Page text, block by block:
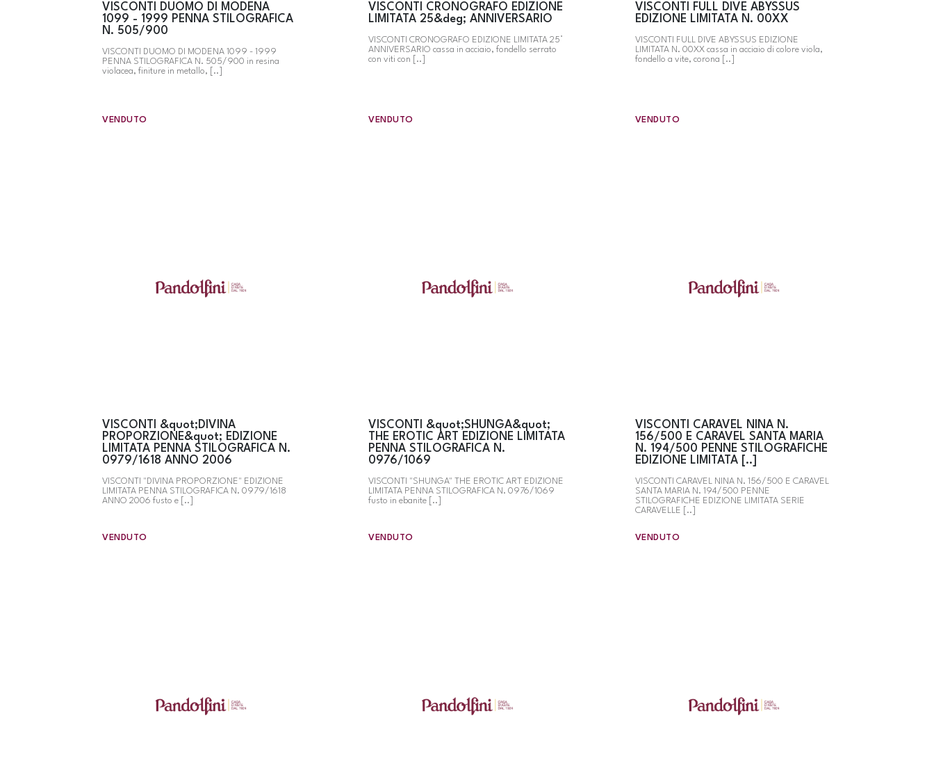
VISCONTI DUOMO DI MODENA
1099 - 1999 PENNA STILOGRAFICA
N. 505/900
VISCONTI DUOMO DI MODENA 1099 - 1999
PENNA STILOGRAFICA N. 505/900 in resina
violacea, finiture in metallo, [..]
VENDUTO
VISCONTI CRONOGRAFO EDIZIONE
LIMITATA 25&deg; ANNIVERSARIO
VISCONTI CRONOGRAFO EDIZIONE LIMITATA 25°
ANNIVERSARIO cassa in acciaio, fondello serrato
con viti con [..]
VENDUTO
VISCONTI FULL DIVE ABYSSUS
EDIZIONE LIMITATA N. 00XX
VISCONTI FULL DIVE ABYSSUS EDIZIONE
LIMITATA N. 00XX cassa in acciaio di colore viola,
fondello a vite, corona [..]
VENDUTO
VISCONTI &quot;DIVINA
PROPORZIONE&quot; EDIZIONE
LIMITATA PENNA STILOGRAFICA N.
0979/1618 ANNO 2006
VISCONTI "DIVINA PROPORZIONE" EDIZIONE
LIMITATA PENNA STILOGRAFICA N. 0979/1618
ANNO 2006 fusto e [..]
VENDUTO
VISCONTI &quot;SHUNGA&quot;
THE EROTIC ART EDIZIONE LIMITATA
PENNA STILOGRAFICA N.
0976/1069
VISCONTI "SHUNGA" THE EROTIC ART EDIZIONE
LIMITATA PENNA STILOGRAFICA N. 0976/1069
fusto in ebanite [..]
VENDUTO
VISCONTI CARAVEL NINA N.
156/500 E CARAVEL SANTA MARIA
N. 194/500 PENNE STILOGRAFICHE
EDIZIONE LIMITATA [..]
VISCONTI CARAVEL NINA N. 156/500 E CARAVEL
SANTA MARIA N. 194/500 PENNE
STILOGRAFICHE EDIZIONE LIMITATA SERIE
CARAVELLE [..]
VENDUTO